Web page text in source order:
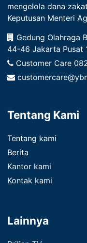
mengelola dana
Keputusan Menteri
Gedung Olahraga
44-46 Jakarta Pusat
Customer Care
Tentang Kami
Tentang kami
Berita
Kantor kami
Kontak kami
Lainnya